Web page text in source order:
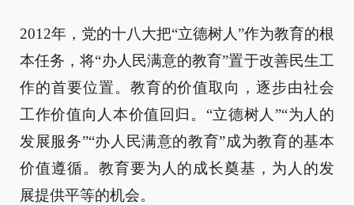
2012年，党的十八大把“立德树人”作为教育的根
本任务，将“办人民满意的教育”置于改善民生工
作的首要位置。教育的价值取向，逐步由社会
工作价值向人本价值回归。“立德树人”“为人的
发展服务”“办人民满意的教育”成为教育的基本
价值遵循。教育要为人的成长奠基，为人的发
展提供平等的机会。